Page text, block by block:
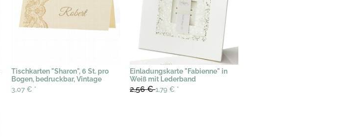
Tischkarten "Sharon", 6 St. pro
Bogen, bedruckbar, Vintage
3,07 € *
Einladungskarte "Fabienne" in
Weiß mit Lederband
2,56 €1,79 € *